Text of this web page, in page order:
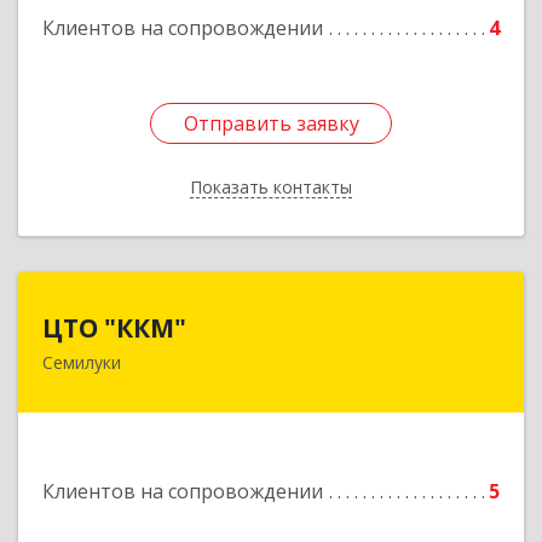
Клиентов на сопровождении 4
Отправить заявку
Показать контакты
Отправить заявку
Назад
ЦТО "ККМ"
Семилуки
Клиентов на сопровождении 5